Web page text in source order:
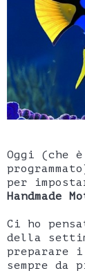
Oggi (che
per
Handmade
Ci ho
della
preparare
sempre da